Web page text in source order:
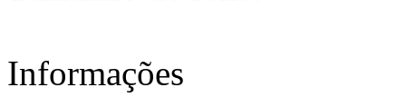
Informações